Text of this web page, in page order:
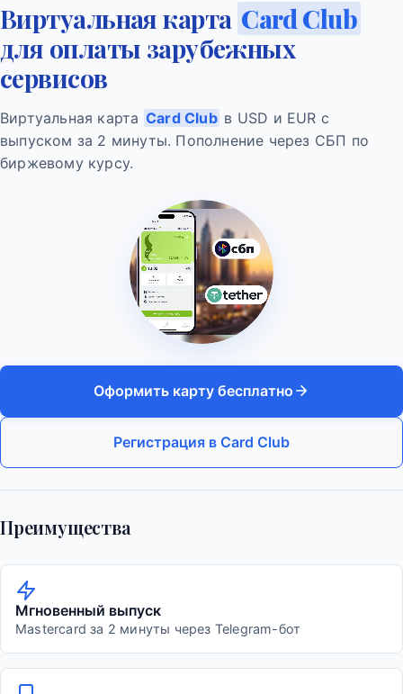
Виртуальная карта Card Club
для оплаты зарубежных
сервисов
Виртуальная карта Card Club в USD и EUR с
выпуском за 2 минуты. Пополнение через СБП по
биржевому курсу.
Оформить карту бесплатно
Регистрация в Card Club
Преимущества
Мгновенный выпуск
Mastercard за 2 минуты через Telegram-бот